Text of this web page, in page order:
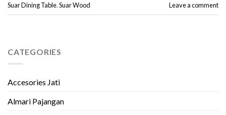
Suar Dining Table,Suar Wood Leave a comment
CATEGORIES
Accesories Jati
Almari Pajangan